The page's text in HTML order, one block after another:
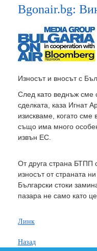
Bgonair.bg:
Износът и вносът с
След като веднъж сме
сделката, каза Игнат
изискваме, когато
също има много
извън ЕС.
От друга страна БТПП
износът от страната
Български стоки
пазара не само като
Линк
Назад